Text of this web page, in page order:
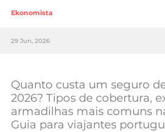
Sociedade
Tecnologia
Negócios
Mundial 2026
Ekonomista
29 Jun, 2026
Quanto custa um seguro
2026? Tipos de cobertura,
armadilhas mais comuns
Guia para viajantes